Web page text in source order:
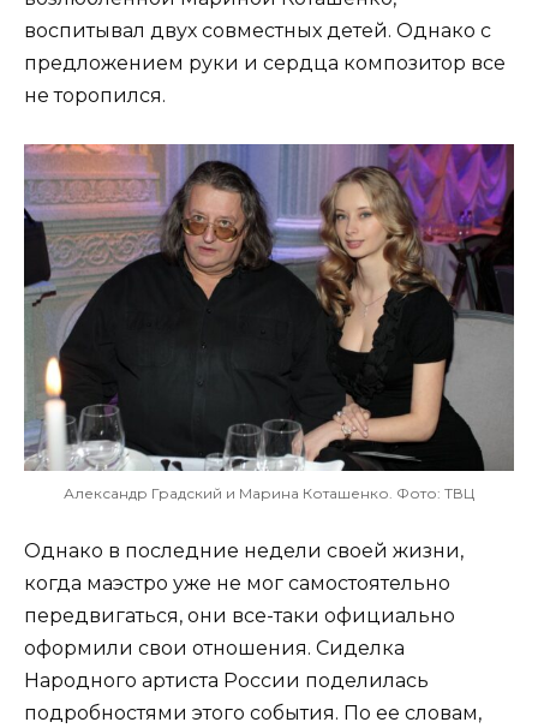
воспитывал двух совместных детей. Однако с
предложением руки и сердца композитор все
не торопился.
Александр Градский и Марина Коташенко. Фото: ТВЦ
Однако в последние недели своей жизни,
когда маэстро уже не мог самостоятельно
передвигаться, они все-таки официально
оформили свои отношения. Сиделка
Народного артиста России поделилась
подробностями этого события. По ее словам,